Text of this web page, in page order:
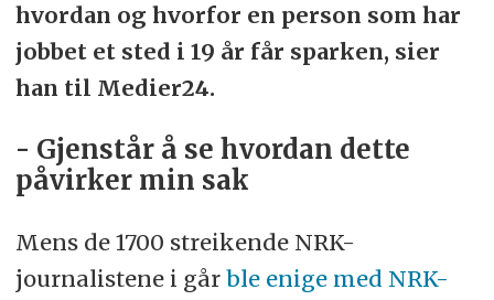
hvordan og hvorfor en person som har
jobbet et sted i 19 år får sparken, sier
han til Medier24.
- Gjenstår å se hvordan dette
påvirker min sak
Mens de 1700 streikende NRK-
journalistene i går ble enige med NRK-